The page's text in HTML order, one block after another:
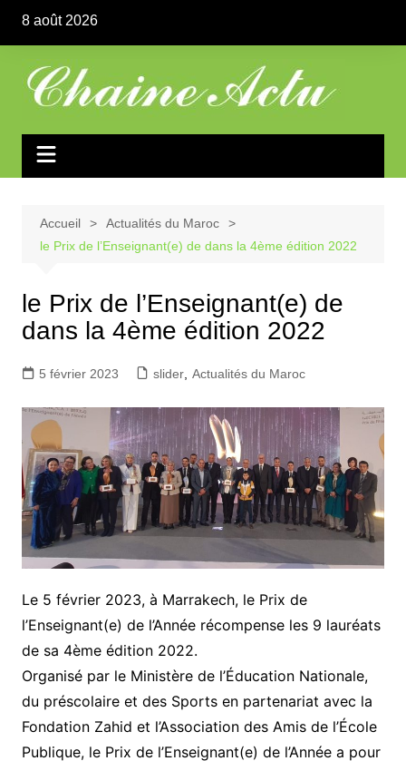
contenu
8 août 2026
Accueil
Actualités du Maroc
le Prix de l’Enseignant(e) de dans la 4ème édition 2022
le Prix de l’Enseignant(e) de
dans la 4ème édition 2022
5 février 2023 slider, Actualités du Maroc
Le 5 février 2023, à Marrakech, le Prix de
l’Enseignant(e) de l’Année récompense les 9 lauréats
de sa 4ème édition 2022.
Organisé par le Ministère de l’Éducation Nationale,
du préscolaire et des Sports en partenariat avec la
Fondation Zahid et l’Association des Amis de l’École
Publique, le Prix de l’Enseignant(e) de l’Année a pour